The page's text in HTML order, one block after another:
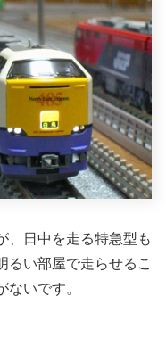
、日中を走る特急型も
るい部屋で走らせるこ
いです。